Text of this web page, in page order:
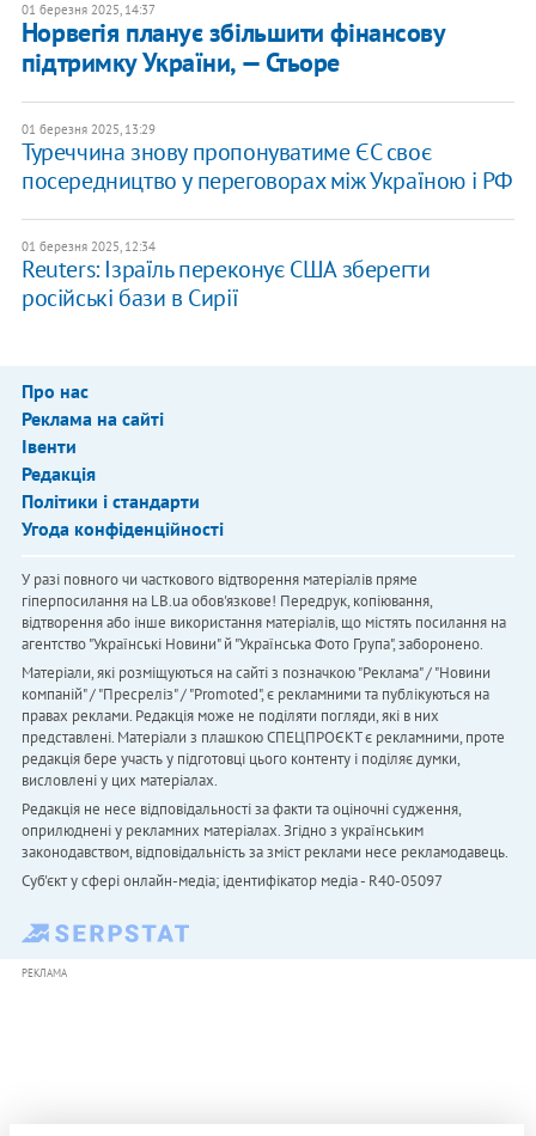
01 березня 2025, 14:37
Норвегія планує збільшити фінансову
підтримку України, — Стьоре
01 березня 2025, 13:29
​Туреччина знову пропонуватиме ЄС своє
посередництво у переговорах між Україною і РФ
01 березня 2025, 12:34
Reuters: Ізраїль переконує США зберегти
російські бази в Сирії
Про нас
Реклама на сайті
Івенти
Редакція
Політики і стандарти
Угода конфіденційності
У разі повного чи часткового відтворення матеріалів пряме
гіперпосилання на LB.ua обов'язкове! Передрук, копіювання,
відтворення або інше використання матеріалів, що містять посилання на
агентство "Українськi Новини" й "Українська Фото Група", заборонено.
Матеріали, які розміщуються на сайті з позначкою "Реклама" / "Новини
компаній" / "Пресреліз" / "Promoted", є рекламними та публікуються на
правах реклами. Редакція може не поділяти погляди, які в них
представлені. Матеріали з плашкою СПЕЦПРОЄКТ є рекламними, проте
редакція бере участь у підготовці цього контенту і поділяє думки,
висловлені у цих матеріалах.
Редакція не несе відповідальності за факти та оціночні судження,
оприлюднені у рекламних матеріалах. Згідно з українським
законодавством, відповідальність за зміст реклами несе рекламодавець.
Cуб'єкт у сфері онлайн-медіа; ідентифікатор медіа - R40-05097
РЕКЛАМА